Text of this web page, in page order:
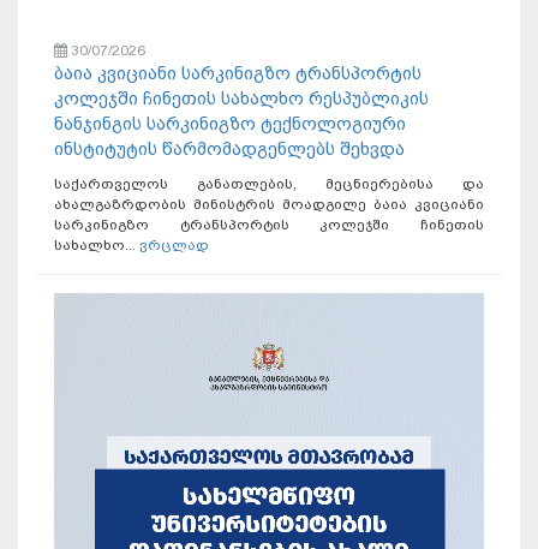
30/07/2026
ბაია კვიციანი სარკინიგზო ტრანსპორტის
კოლეჯში ჩინეთის სახალხო რესპუბლიკის
ნანჯინგის სარკინიგზო ტექნოლოგიური
ინსტიტუტის წარმომადგენლებს შეხვდა
საქართველოს განათლების, მეცნიერებისა და
ახალგაზრდობის მინისტრის მოადგილე ბაია კვიციანი
სარკინიგზო ტრანსპორტის კოლეჯში ჩინეთის
სახალხო... ვრცლად